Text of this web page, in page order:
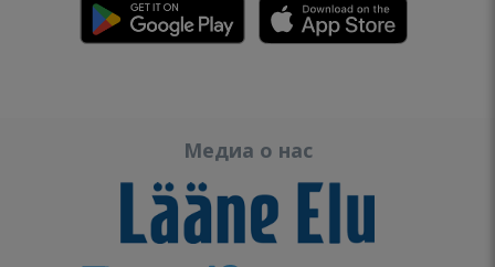
Медиа о нас